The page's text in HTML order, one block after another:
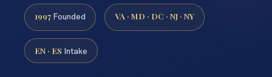
1997 Founded VA · MD · DC · NJ · NY
EN · ES Intake